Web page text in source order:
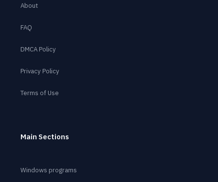
About
FAQ
DMCA Policy
Privacy Policy
Terms of Use
Main Sections
Windows programs